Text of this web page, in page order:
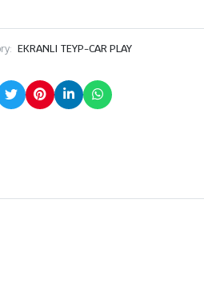
EKRANLI TEYP-CAR PLAY